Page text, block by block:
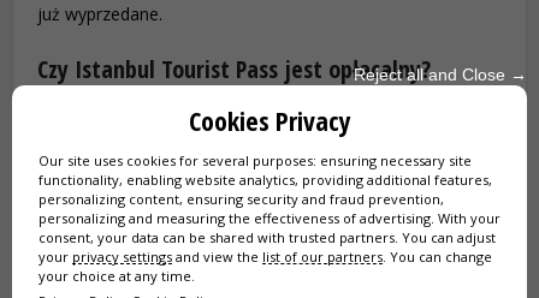
już wyprzedane.
Czy Istanbul Tourist Pass jest opłacalny?
Jeśli planujecie zwiedzić kilka głównych atrakcji,
Istanbul Tourist Pass®może być naprawdę dobrym
wyborem. Jedna karta daje dostęp do ponad 100
miejsc, w tym do wieży Galata, często z wejściami
bez kolejki. Możecie zwiedzać bez stresu,
korzystając także z rejsu po Bosforze i szeregu
Reject all and Close →
Cookies Privacy
Our site uses cookies for several purposes: ensuring necessary site
functionality, enabling website analytics, providing additional features,
personalizing content, ensuring security and fraud prevention,
personalizing and measuring the effectiveness of advertising. With your
consent, your data can be shared with trusted partners. You can adjust
your privacy settings and view the list of our partners. You can change
your choice at any time.